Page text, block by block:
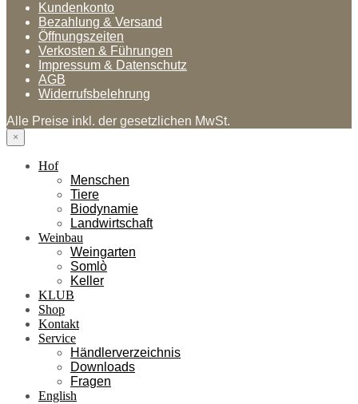
Kundenkonto
Bezahlung & Versand
Öffnungszeiten
Verkosten & Führungen
Impressum & Datenschutz
AGB
Widerrufsbelehrung
Alle Preise inkl. der gesetzlichen MwSt.
×
Hof
Menschen
Tiere
Biodynamie
Landwirtschaft
Weinbau
Weingarten
Somlò
Keller
KLUB
Shop
Kontakt
Service
Händlerverzeichnis
Downloads
Fragen
English